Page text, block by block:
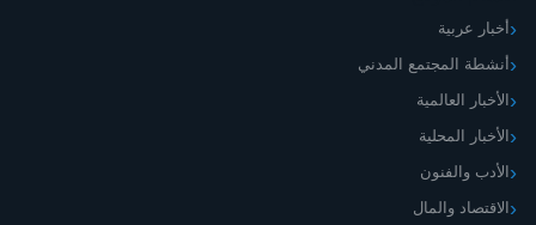
أخبار عربية
أنشطة المجتمع المدني
الأخبار العالمية
الأخبار المحلية
الأدب والفنون
الاقتصاد والمال